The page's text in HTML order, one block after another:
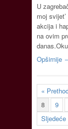
U
moj
akcija i
na ovim
Opširnije
«
8
9
Sljedeće